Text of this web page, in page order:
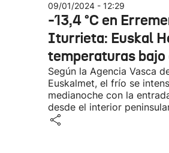
09/01/2024 - 12:29
-13,4 °C en
Iturrieta: Euskal
temperaturas bajo
Según la Agencia Vasca
Euskalmet, el frío se
medianoche con la
desde el interior